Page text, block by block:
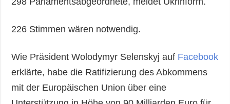
Fotos
226 Stimmen wären notwendig.
Wie Präsident Wolodymyr Selenskyj auf Facebook
erklärte, habe die Ratifizierung des Abkommens
mit der Europäischen Union über eine